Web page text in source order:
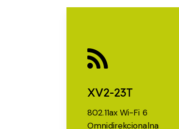
XV2-23T
802.11ax Wi-Fi 6
Omnidirekcionalna